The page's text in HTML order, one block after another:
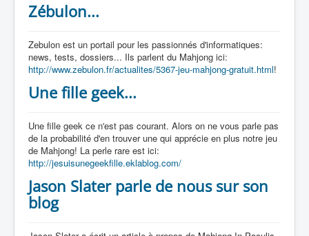
Zébulon...
Zebulon est un portail pour les passionnés d'informatiques:
news, tests, dossiers... Ils parlent du Mahjong ici:
http://www.zebulon.fr/actualites/5367-jeu-mahjong-gratuit.html!
Une fille geek...
Une fille geek ce n'est pas courant. Alors on ne vous parle pas
de la probabilité d'en trouver une qui apprécie en plus notre jeu
de Mahjong! La perle rare est ici:
http://jesuisunegeekfille.eklablog.com/
Jason Slater parle de nous sur son
blog